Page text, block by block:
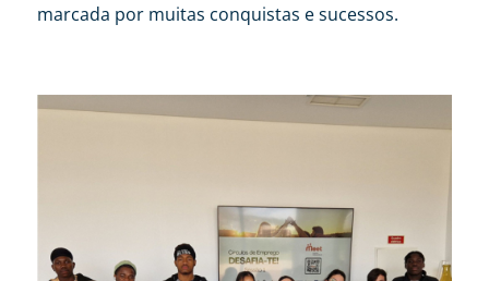
marcada por muitas conquistas e sucessos.